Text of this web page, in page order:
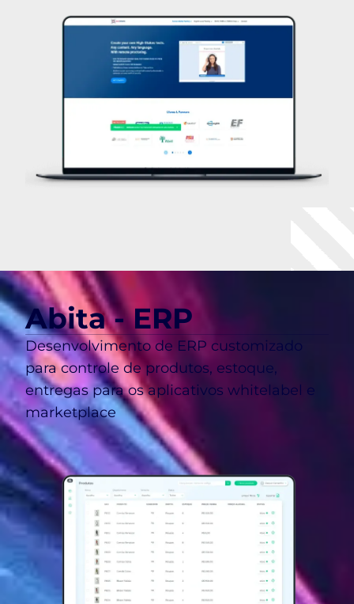
Abita - ERP
Desenvolvimento de ERP customizado
para controle de produtos, estoque,
entregas para os aplicativos whitelabel e
marketplace